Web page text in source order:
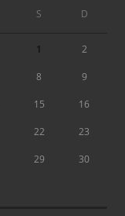
S D
1 2
8 9
15 16
22 23
29 30